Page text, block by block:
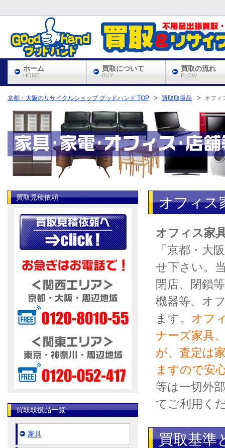
京都・大阪のリサイクルショップ グッドハンド TOP 買取取扱品 オフィ
オフィス
オフィス家
「京都・大
せ下さい。
閉店、閉鎖
機器等、オ
ます。 オフ
ナーズ家具
が、査定は
ますので安
等は一切外
てご利用く
買取基準
買取見積依頼
買取取扱品一覧
家具
ホーム
HOME
買取について
BUY
買取の流れ
FLOW